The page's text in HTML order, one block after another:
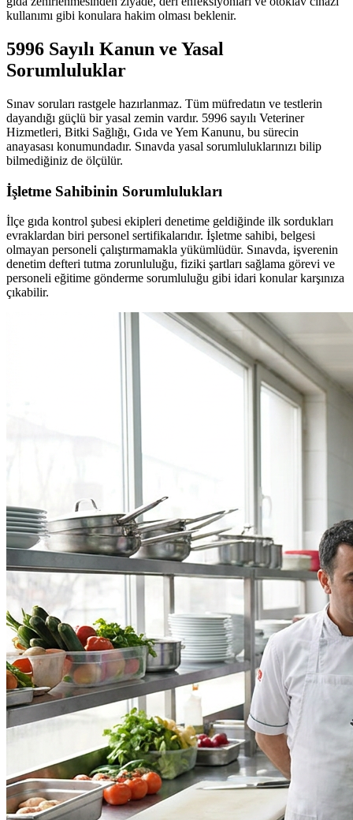
kullanımı gibi konulara hakim olması beklenir.
5996 Sayılı Kanun ve Yasal
Sorumluluklar
Sınav soruları rastgele hazırlanmaz. Tüm müfredatın ve testlerin
dayandığı güçlü bir yasal zemin vardır. 5996 sayılı Veteriner
Hizmetleri, Bitki Sağlığı, Gıda ve Yem Kanunu, bu sürecin
anayasası konumundadır. Sınavda yasal sorumluluklarınızı bilip
bilmediğiniz de ölçülür.
İşletme Sahibinin Sorumlulukları
İlçe gıda kontrol şubesi ekipleri denetime geldiğinde ilk sordukları
evraklardan biri personel sertifikalarıdır. İşletme sahibi, belgesi
olmayan personeli çalıştırmamakla yükümlüdür. Sınavda, işverenin
denetim defteri tutma zorunluluğu, fiziki şartları sağlama görevi ve
personeli eğitime gönderme sorumluluğu gibi idari konular karşınıza
çıkabilir.